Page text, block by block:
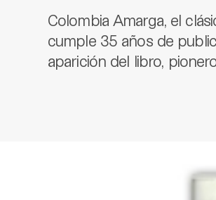
Colombia Amarga, el
cumple 35 años de
aparición del libro,